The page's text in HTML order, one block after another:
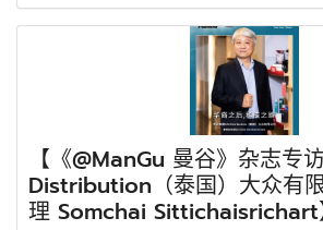
【《@ManGu 曼谷》杂志专
Distribution（泰国）大众有
理 Somchai Sittichaisrichart